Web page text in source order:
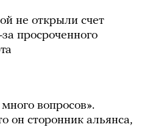
не открыли счет
просроченного
вопросов».
он сторонник альянса,